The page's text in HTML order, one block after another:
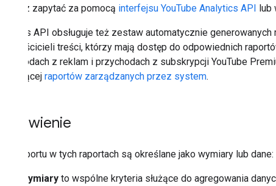
możesz zapytać za pomocą interfejsu YouTube Analytics API lub
Interfejs API obsługuje też zestaw automatycznie
dla właścicieli treści, którzy mają dostęp do odpowiednich
przychodach z reklam i przychodach z subskrypcji YouTube
dotyczącej raportów zarządzanych przez system.
Omówienie
Pola raportu w tych raportach są określane jako wymiary lub dane:
Wymiary to wspólne kryteria służące do agregowania